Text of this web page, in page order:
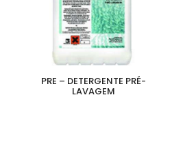
PRE – DETERGENTE PRÉ-
LAVAGEM